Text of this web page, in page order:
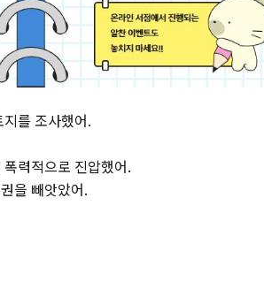
를 조사했어.
력적으로 진압했어.
을 빼앗았어.